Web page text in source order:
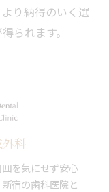
り納得のいく選
られます。
科
を気にせず安心
宿の歯科医院と